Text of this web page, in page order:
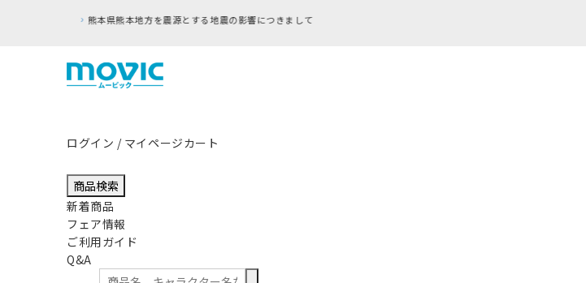
ログイン / マイページカート
商品検索
新着商品
フェア情報
ご利用ガイド
Q&A